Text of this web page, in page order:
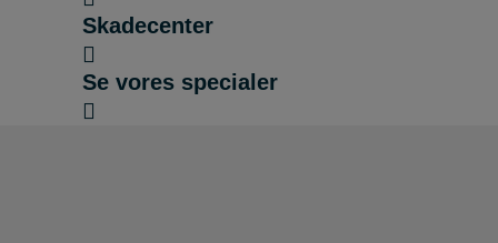
Skadecenter
Se vores specialer